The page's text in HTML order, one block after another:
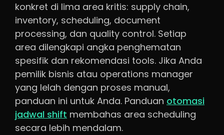
konkret di lima area kritis: supply chain,
inventory, scheduling, document
processing, dan quality control. Setiap
area dilengkapi angka penghematan
spesifik dan rekomendasi tools. Jika Anda
pemilik bisnis atau operations manager
yang lelah dengan proses manual,
panduan ini untuk Anda. Panduan otomasi
jadwal shift membahas area scheduling
secara lebih mendalam.